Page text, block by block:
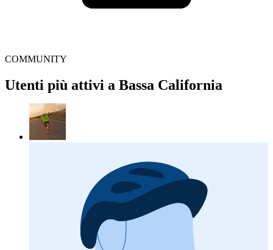
COMMUNITY
Utenti più attivi a Bassa California